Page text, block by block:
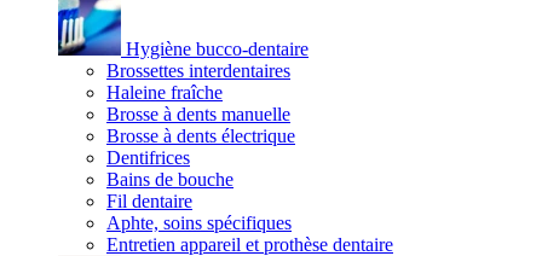
Hygiène bucco-dentaire
Brossettes interdentaires
Haleine fraîche
Brosse à dents manuelle
Brosse à dents électrique
Dentifrices
Bains de bouche
Fil dentaire
Aphte, soins spécifiques
Entretien appareil et prothèse dentaire